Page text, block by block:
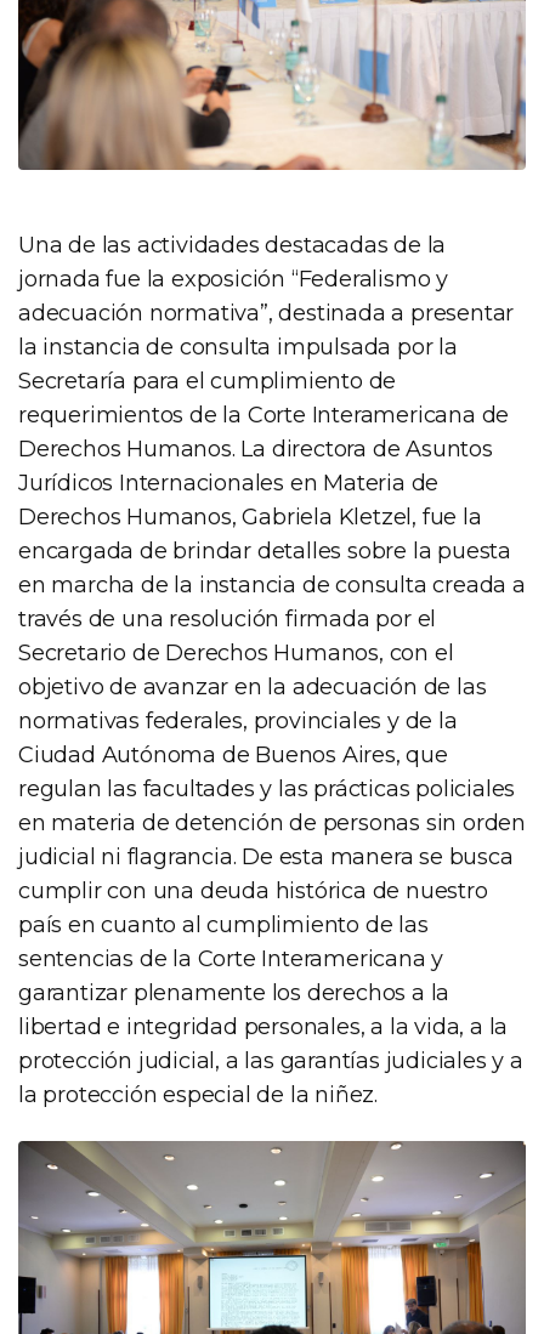
Una de las actividades destacadas de la
jornada fue la exposición “Federalismo y
adecuación normativa”, destinada a presentar
la instancia de consulta impulsada por la
Secretaría para el cumplimiento de
requerimientos de la Corte Interamericana de
Derechos Humanos. La directora de Asuntos
Jurídicos Internacionales en Materia de
Derechos Humanos, Gabriela Kletzel, fue la
encargada de brindar detalles sobre la puesta
en marcha de la instancia de consulta creada a
través de una resolución firmada por el
Secretario de Derechos Humanos, con el
objetivo de avanzar en la adecuación de las
normativas federales, provinciales y de la
Ciudad Autónoma de Buenos Aires, que
regulan las facultades y las prácticas policiales
en materia de detención de personas sin orden
judicial ni flagrancia. De esta manera se busca
cumplir con una deuda histórica de nuestro
país en cuanto al cumplimiento de las
sentencias de la Corte Interamericana y
garantizar plenamente los derechos a la
libertad e integridad personales, a la vida, a la
protección judicial, a las garantías judiciales y a
la protección especial de la niñez.